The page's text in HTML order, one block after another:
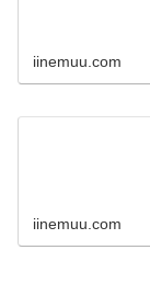
iinemuu.com
iinemuu.com